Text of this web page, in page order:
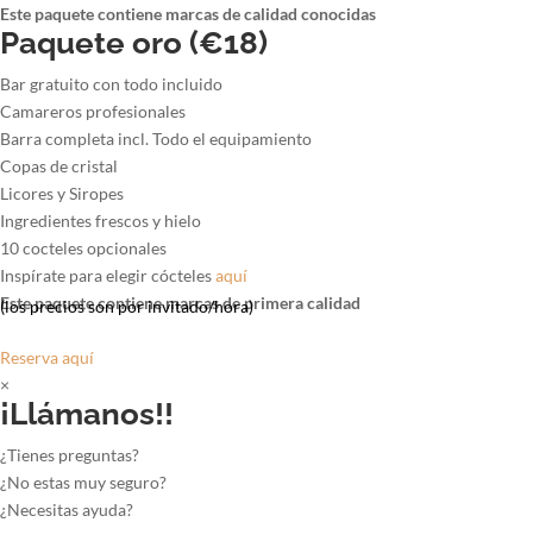
Este paquete contiene marcas de calidad conocidas
Paquete oro (€18)
Bar gratuito con todo incluido
Camareros profesionales
Barra completa incl. Todo el equipamiento
Copas de cristal
Licores y Siropes
Ingredientes frescos y hielo
10 cocteles opcionales
Inspírate para elegir cóctelesaquí
Este paquete contiene marcas de primera calidad
(los precios son por invitado/hora)
Reserva aquí
×
¡Llámanos!!
¿Tienes preguntas?
¿No estas muy seguro?
¿Necesitas ayuda?